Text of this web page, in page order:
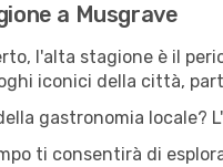
a Musgrave
l'alta stagione è il
iconici della città,
gastronomia
ti consentirà di